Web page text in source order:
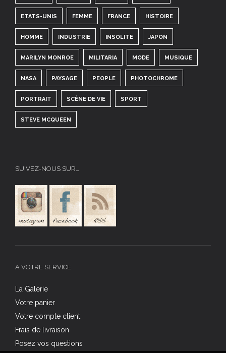
ETATS-UNIS FEMME FRANCE HISTOIRE
HOMME INDUSTRIE INSOLITE JAPON
MARILYN MONROE MILITARIA MODE MUSIQUE
NASA PAYSAGE PEOPLE PHOTOCHROME
PORTRAIT SCÈNE DE VIE SPORT
STEVE MCQUEEN
SUIVEZ-NOUS SUR…
A VOTRE SERVICE
La Galerie
Votre panier
Votre compte client
Frais de livraison
Posez vos questions